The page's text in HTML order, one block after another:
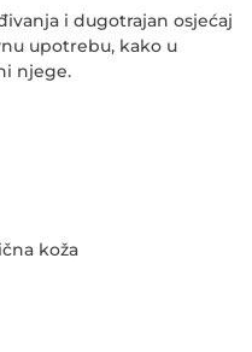
i dugotrajan osjećaj
upotrebu, kako u
njege.
koža